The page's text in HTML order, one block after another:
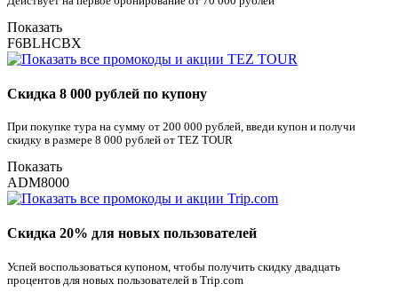
Показать
F6BLHCBX
Скидка 8 000 рублей по купону
При покупке тура на сумму от 200 000 рублей, введи купон и получи
скидку в размере 8 000 рублей от TEZ TOUR
Показать
ADM8000
Скидка 20% для новых пользователей
Успей воспользоваться купоном, чтобы получить скидку двадцать
процентов для новых пользователей в Trip.com